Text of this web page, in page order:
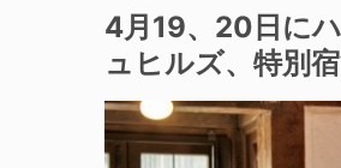
4月19、20日に
ュヒルズ、特別